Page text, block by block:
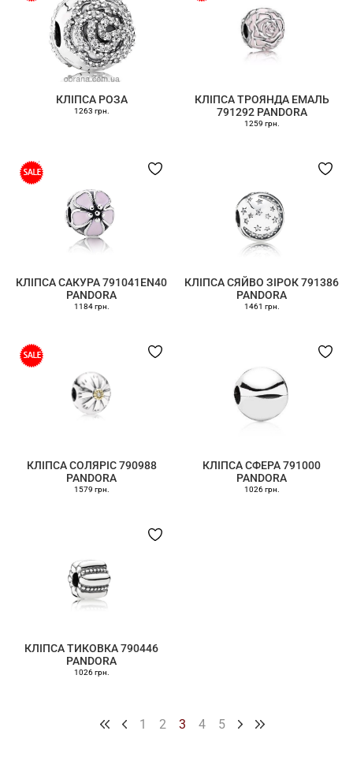
КЛІПСА РОЗА
1263 грн.
КЛІПСА ТРОЯНДА ЕМАЛЬ
791292 PANDORA
1259 грн.
КЛІПСА САКУРА 791041EN40
PANDORA
1184 грн.
КЛІПСА СЯЙВО ЗІРОК 791386
PANDORA
1461 грн.
КЛІПСА СОЛЯРІС 790988
PANDORA
1579 грн.
КЛІПСА СФЕРА 791000
PANDORA
1026 грн.
КЛІПСА ТИКОВКА 790446
PANDORA
1026 грн.
1 2 3 4 5